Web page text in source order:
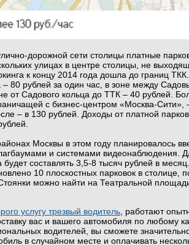
дорожной сети столицы платные
улицах в центре столицы, не
к концу 2014 года дошла до границ
– 80 рублей за один час, в зоне между
от Садового кольца до ТТК – 40 рублей.
с бизнес-центром «Москва-Сити»,
– в 130 рублей. Доходы от платной
Москвы в этом году планировалось
и системами видеонаблюдения.
составлять 3,5-8 тысяч рублей в
10 плоскостных парковок в столице,
можно найти на Театральной
услугу трезвый водитель , работают
вас и вашего автомобиля по любому
водителей, вы сможете
в случайном месте и оплачивать